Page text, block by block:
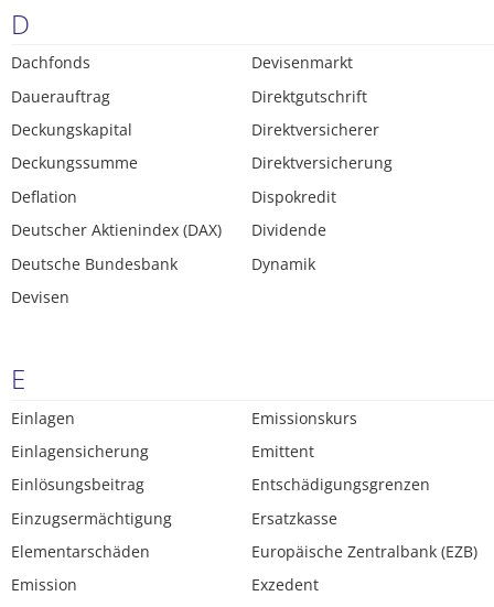
D
Dachfonds
Dauerauftrag
Deckungskapital
Deckungssumme
Deflation
Deutscher Aktienindex (DAX)
Deutsche Bundesbank
Devisen
Devisenmarkt
Direktgutschrift
Direktversicherer
Direktversicherung
Dispokredit
Dividende
Dynamik
E
Einlagen
Einlagensicherung
Einlösungsbeitrag
Einzugsermächtigung
Elementarschäden
Emission
Emissionskurs
Emittent
Entschädigungsgrenzen
Ersatzkasse
Europäische Zentralbank (EZB)
Exzedent